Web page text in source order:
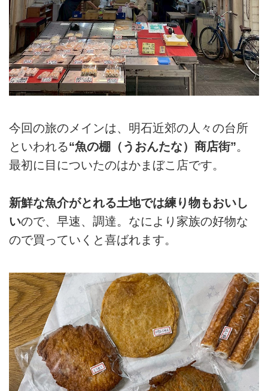
今回の旅のメインは、明石近郊の人々の台所
といわれる“魚の棚（うおんたな）商店街”。
最初に目についたのはかまぼこ店です。
新鮮な魚介がとれる土地では練り物もおいし
いので、早速、調達。なにより家族の好物な
ので買っていくと喜ばれます。